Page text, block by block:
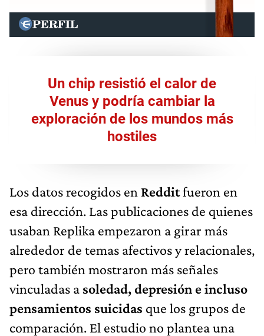
Un chip resistió el calor de
Venus y podría cambiar la
exploración de los mundos más
hostiles
Los datos recogidos en Redditfueron en
esa dirección. Las publicaciones de quienes
usaban Replika empezaron a girar más
alrededor de temas afectivos y relacionales,
pero también mostraron más señales
vinculadas a soledad, depresión e incluso
pensamientos suicidas que los grupos de
comparación. El estudio no plantea una